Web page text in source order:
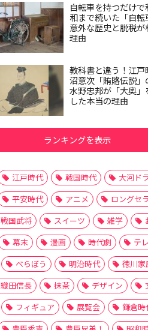
自転車を持つだけで
和まで続いた「自転
意外な歴史と脱税が
理由
教科書と違う！江戸
沼意次「賄賂伝説」
水野忠邦が「大奥」
した本当の理由
ランキングを表示
江戸時代 戦国時代
大河ド
平安時代
アニメ
ロングセ
戦国武将
スイーツ 雑学
幕末
漫画 時代劇
テ
べらぼう
明治時代
徳川家
織田信長
抹茶 デザイン
フィギュア
展覧会
鎌倉時